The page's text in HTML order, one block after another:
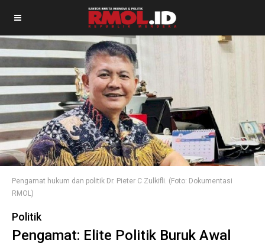
Pengamat hukum dan politik Dr. Pieter C Zulkifli. (Foto: Dokumentasi
RMOL)
Politik
Pengamat: Elite Politik Buruk Awal